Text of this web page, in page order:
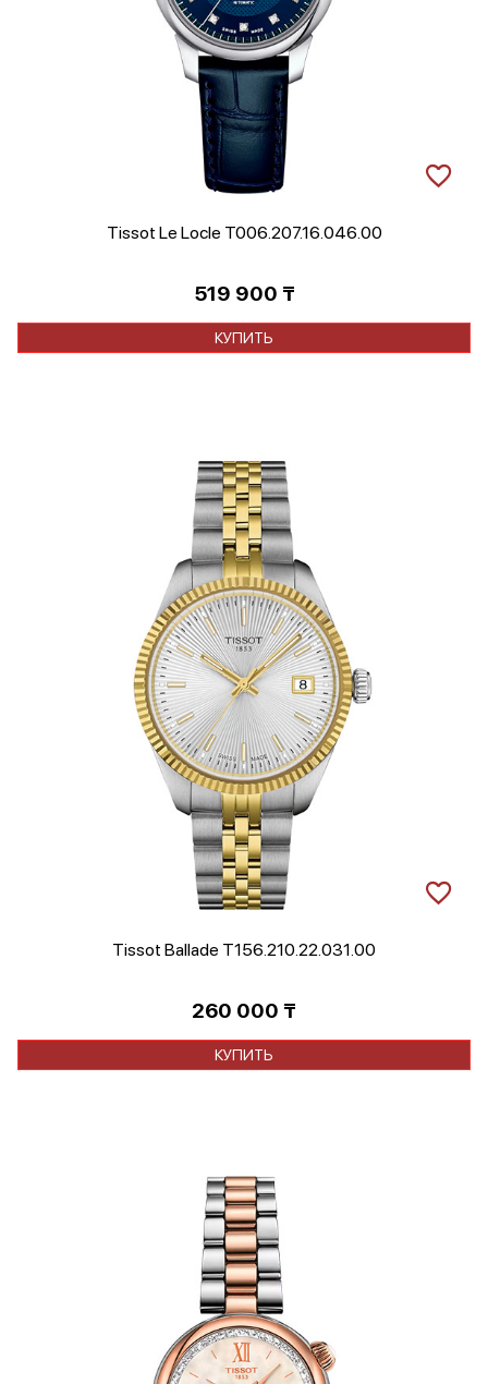
Tissot Le Locle T006.207.16.046.00
519 900 ₸
КУПИТЬ
Tissot Ballade T156.210.22.031.00
260 000 ₸
КУПИТЬ